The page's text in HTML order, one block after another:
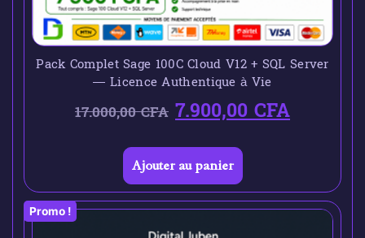
Pack Complet Sage 100C Cloud V12 + SQL Server
— Licence Authentique à Vie
17.000,00CFA 7.900,00CFA
Ajouter au panier
Promo !